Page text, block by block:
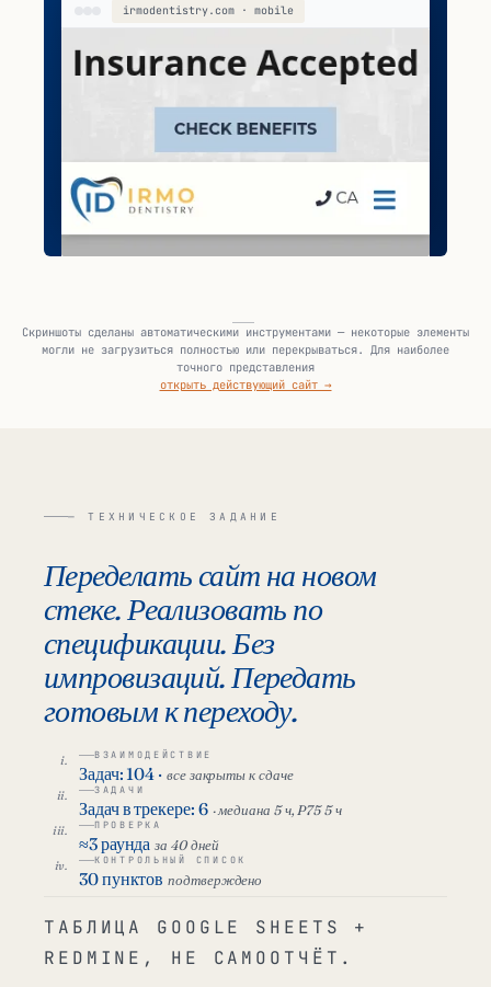
irmodentistry.com · mobile
Скриншоты сделаны автоматическими инструментами — некоторые элементы
могли не загрузиться полностью или перекрываться. Для наиболее
точного представления
открыть действующий сайт →
— ТЕХНИЧЕСКОЕ ЗАДАНИЕ
Переделать сайт на новом
стеке. Реализовать по
спецификации. Без
импровизаций. Передать
готовым к переходу.
ВЗАИМОДЕЙСТВИЕ
Задач: 104 · все закрыты к сдаче
ЗАДАЧИ
Задач в трекере: 6 · медиана 5 ч, P75 5 ч
ПРОВЕРКА
≈3 раунда за 40 дней
КОНТРОЛЬНЫЙ СПИСОК
30 пунктов подтверждено
ТАБЛИЦА GOOGLE SHEETS +
REDMINE, НЕ САМООТЧЁТ.